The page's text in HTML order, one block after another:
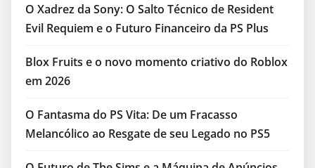
O Xadrez da Sony: O Salto Técnico de Resident
Evil Requiem e o Futuro Financeiro da PS Plus
Blox Fruits e o novo momento criativo do Roblox
em 2026
O Fantasma do PS Vita: De um Fracasso
Melancólico ao Resgate de seu Legado no PS5